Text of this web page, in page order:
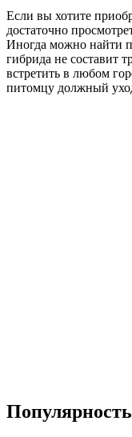
Если вы хотите
достаточно
Иногда можно найти
гибрида не составит
встретить в любом
питомцу должный